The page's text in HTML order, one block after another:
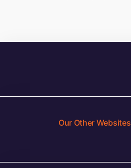
Our Other Websites